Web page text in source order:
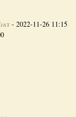
- 2022-11-26 11:15